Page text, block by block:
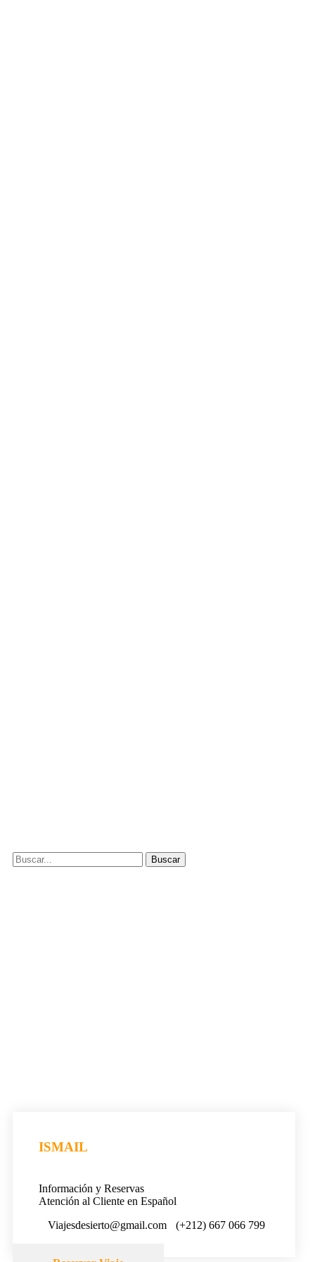
ISMAIL
Información y Reservas
Atención al Cliente en Español
Viajesdesierto@gmail.com
(+212) 667 066 799